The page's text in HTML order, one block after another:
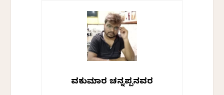
ಶಿವಕುಮಾರ ಚನ್ನಪ್ಪನವರ